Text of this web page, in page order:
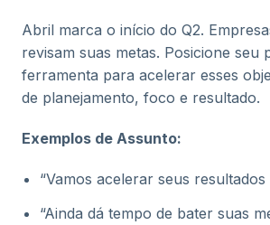
Abril marca o início do Q2.
revisam suas metas. Posicione seu
ferramenta para acelerar esses
de planejamento, foco e resultado.
Exemplos de Assunto:
“Vamos acelerar seus resultados
“Ainda dá tempo de bater suas